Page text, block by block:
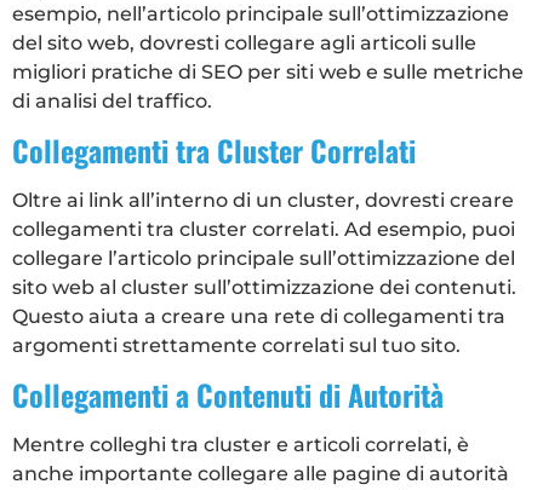
esempio, nell’articolo principale sull’ottimizzazione
del sito web, dovresti collegare agli articoli sulle
migliori pratiche di SEO per siti web e sulle metriche
di analisi del traffico.
Collegamenti tra Cluster Correlati
Oltre ai link all’interno di un cluster, dovresti creare
collegamenti tra cluster correlati. Ad esempio, puoi
collegare l’articolo principale sull’ottimizzazione del
sito web al cluster sull’ottimizzazione dei contenuti.
Questo aiuta a creare una rete di collegamenti tra
argomenti strettamente correlati sul tuo sito.
Collegamenti a Contenuti di Autorità
Mentre colleghi tra cluster e articoli correlati, è
anche importante collegare alle pagine di autorità